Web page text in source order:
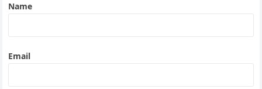
Name
Email